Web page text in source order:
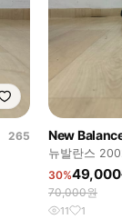
265
New
뉴발란스
30%49,000
70,000원
11 1